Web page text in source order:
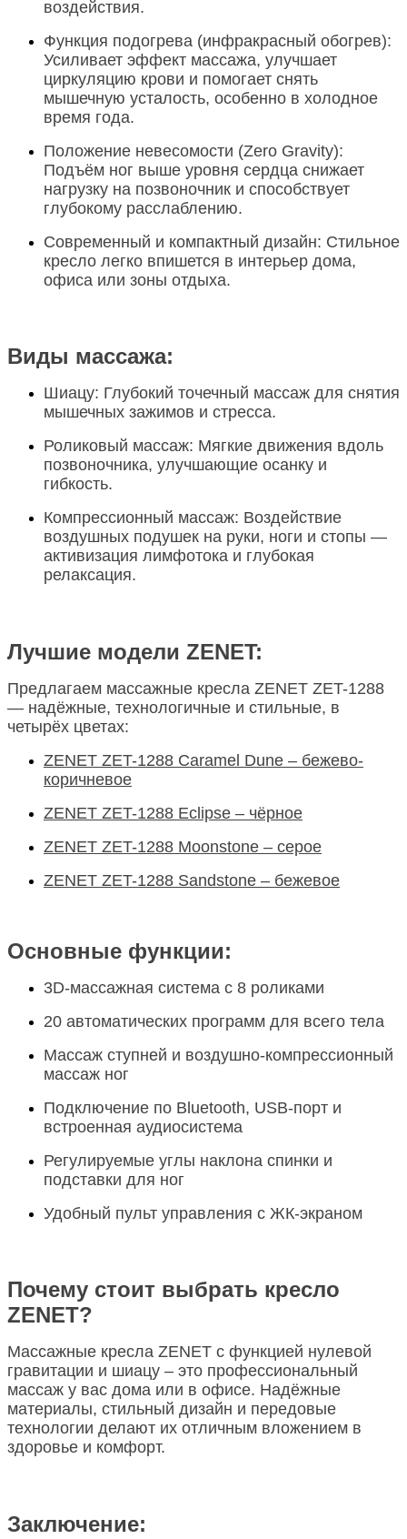
воздействия.
Функция подогрева (инфракрасный обогрев):
Усиливает эффект массажа, улучшает
циркуляцию крови и помогает снять
мышечную усталость, особенно в холодное
время года.
Положение невесомости (Zero Gravity):
Подъём ног выше уровня сердца снижает
нагрузку на позвоночник и способствует
глубокому расслаблению.
Современный и компактный дизайн: Стильное
кресло легко впишется в интерьер дома,
офиса или зоны отдыха.
Виды массажа:
Шиацу: Глубокий точечный массаж для снятия
мышечных зажимов и стресса.
Роликовый массаж: Мягкие движения вдоль
позвоночника, улучшающие осанку и
гибкость.
Компрессионный массаж: Воздействие
воздушных подушек на руки, ноги и стопы —
активизация лимфотока и глубокая
релаксация.
Лучшие модели ZENET:
Предлагаем массажные кресла ZENET ZET-1288
— надёжные, технологичные и стильные, в
четырёх цветах:
ZENET ZET-1288 Caramel Dune – бежево-
коричневое
ZENET ZET-1288 Eclipse – чёрное
ZENET ZET-1288 Moonstone – серое
ZENET ZET-1288 Sandstone – бежевое
Основные функции:
3D-массажная система с 8 роликами
20 автоматических программ для всего тела
Массаж ступней и воздушно-компрессионный
массаж ног
Подключение по Bluetooth, USB-порт и
встроенная аудиосистема
Регулируемые углы наклона спинки и
подставки для ног
Удобный пульт управления с ЖК-экраном
Почему стоит выбрать кресло
ZENET?
Массажные кресла ZENET с функцией нулевой
гравитации и шиацу – это профессиональный
массаж у вас дома или в офисе. Надёжные
материалы, стильный дизайн и передовые
технологии делают их отличным вложением в
здоровье и комфорт.
Заключение: